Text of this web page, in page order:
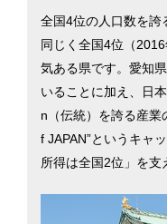
全国4位の人口数を誇
同じく全国4位（
気ある県です。愛知
いることに加え、日
n（伝統）を誇る産業
f JAPAN”というキャ
所得は全国2位」を支
価は東京の約3割以